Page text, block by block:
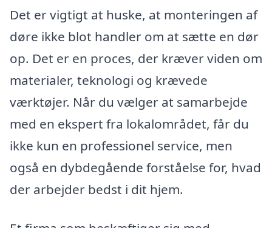
Det er vigtigt at huske, at monteringen af
døre ikke blot handler om at sætte en dør
op. Det er en proces, der kræver viden om
materialer, teknologi og krævede
værktøjer. Når du vælger at samarbejde
med en ekspert fra lokalområdet, får du
ikke kun en professionel service, men
også en dybdegående forståelse for, hvad
der arbejder bedst i dit hjem.